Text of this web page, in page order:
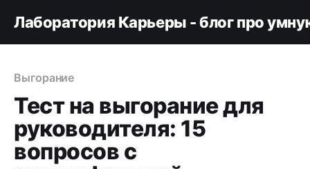
Лаборатория Карьеры - блог про
Выгорание
Тест на выгорание для
руководителя: 15
вопросов с